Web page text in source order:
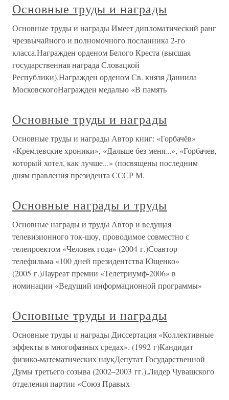
Основные труды и награды
Основные труды и награды Имеет дипломатический ранг
чрезвычайного и полномочного посланника 2-го
класса.Награжден орденом Белого Креста (высшая
государственная награда Словацкой
Республики).Награжден орденом Св. князя Даниила
МосковскогоНагражден медалью «В память
Основные труды и награды
Основные труды и награды Автор книг: «Горбачёв»
«Кремлевские хроники», «Дальше без меня...», «Горбачев,
который хотел, как лучше...» (посвящены последним
дням правления президента СССР М.
Основные награды и труды
Основные награды и труды Автор и ведущая
телевизионного ток-шоу, проводимое совместно с
телепроектом «Человек года» (2004 г.)Соавтор
телефильма «100 дней президентства Ющенко»
(2005 г.)Лауреат премии «Телетриумф-2006» в
номинации «Ведущий информационной программы»
Основные труды и награды
Основные труды и награды Диссертация «Коллективные
эффекты в многофазных средах». (1992 г)Кандидат
физико-математических наукДепутат Государственной
Думы третьего созыва (2002–2003 гг.).Лидер Чувашского
отделения партии «Союз Правых